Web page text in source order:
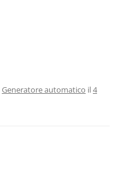
Generatore automatico il4